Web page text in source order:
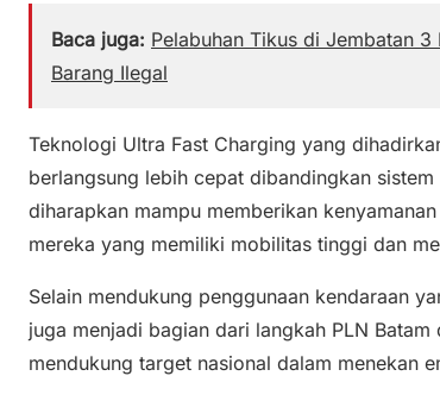
Baca juga: Pelabuhan Tikus di Jembatan
Barang Ilegal
Teknologi Ultra Fast Charging yang
berlangsung lebih cepat dibandingkan
diharapkan mampu memberikan
mereka yang memiliki mobilitas tinggi dan
Selain mendukung penggunaan kendaraan
juga menjadi bagian dari langkah PLN
mendukung target nasional dalam menekan